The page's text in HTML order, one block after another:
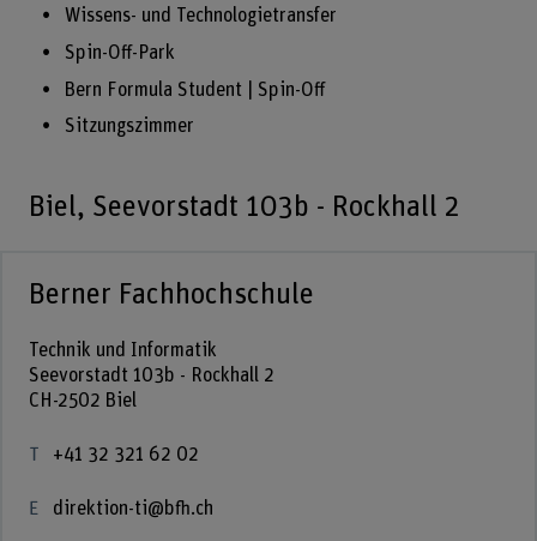
Wissens- und Technologietransfer
Spin-Off-Park
Bern Formula Student | Spin-Off
Sitzungszimmer
Biel, Seevorstadt 103b - Rockhall 2
Berner Fachhochschule
Technik und Informatik
Seevorstadt 103b - Rockhall 2
CH-2502 Biel
+41 32 321 62 02
direktion-ti@bfh.ch